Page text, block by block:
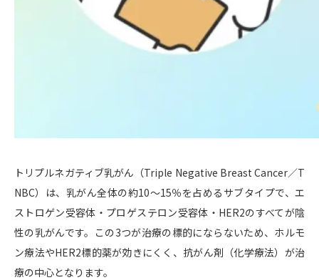
トリプルネガティブ乳がん（Triple Negative Breast Cancer／T
NBC）は、乳がん全体の約10〜15％を占めるサブタイプで、エ
ストロゲン受容体・プロゲステロン受容体・HER2のすべてが陰
性の乳がんです。この3つが治療の標的にならないため、ホルモ
ン療法やHER2標的薬が効きにくく、抗がん剤（化学療法）が治
療の中心となります。